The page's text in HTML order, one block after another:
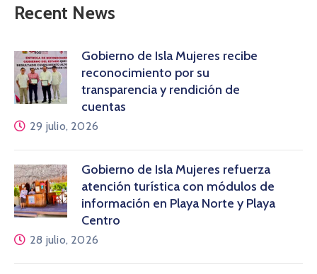
Recent News
Gobierno de Isla Mujeres recibe
reconocimiento por su
transparencia y rendición de
cuentas
29 julio, 2026
Gobierno de Isla Mujeres refuerza
atención turística con módulos de
información en Playa Norte y Playa
Centro
28 julio, 2026